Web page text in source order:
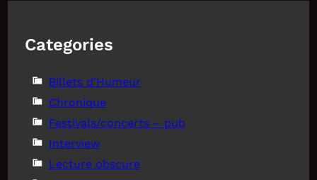
Categories
Billets d'Humeur
Chronique
Festivals/concerts – pub
Interview
Lecture obscure